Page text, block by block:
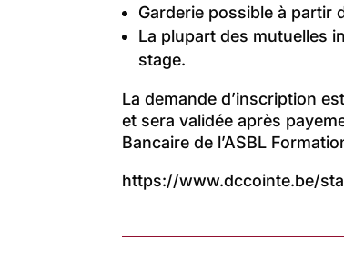
Garderie possible à partir
La plupart des mutuelles
stage.
La demande d’inscription
et sera validée après
Bancaire de l’ASBL
https://www.dccointe.be/